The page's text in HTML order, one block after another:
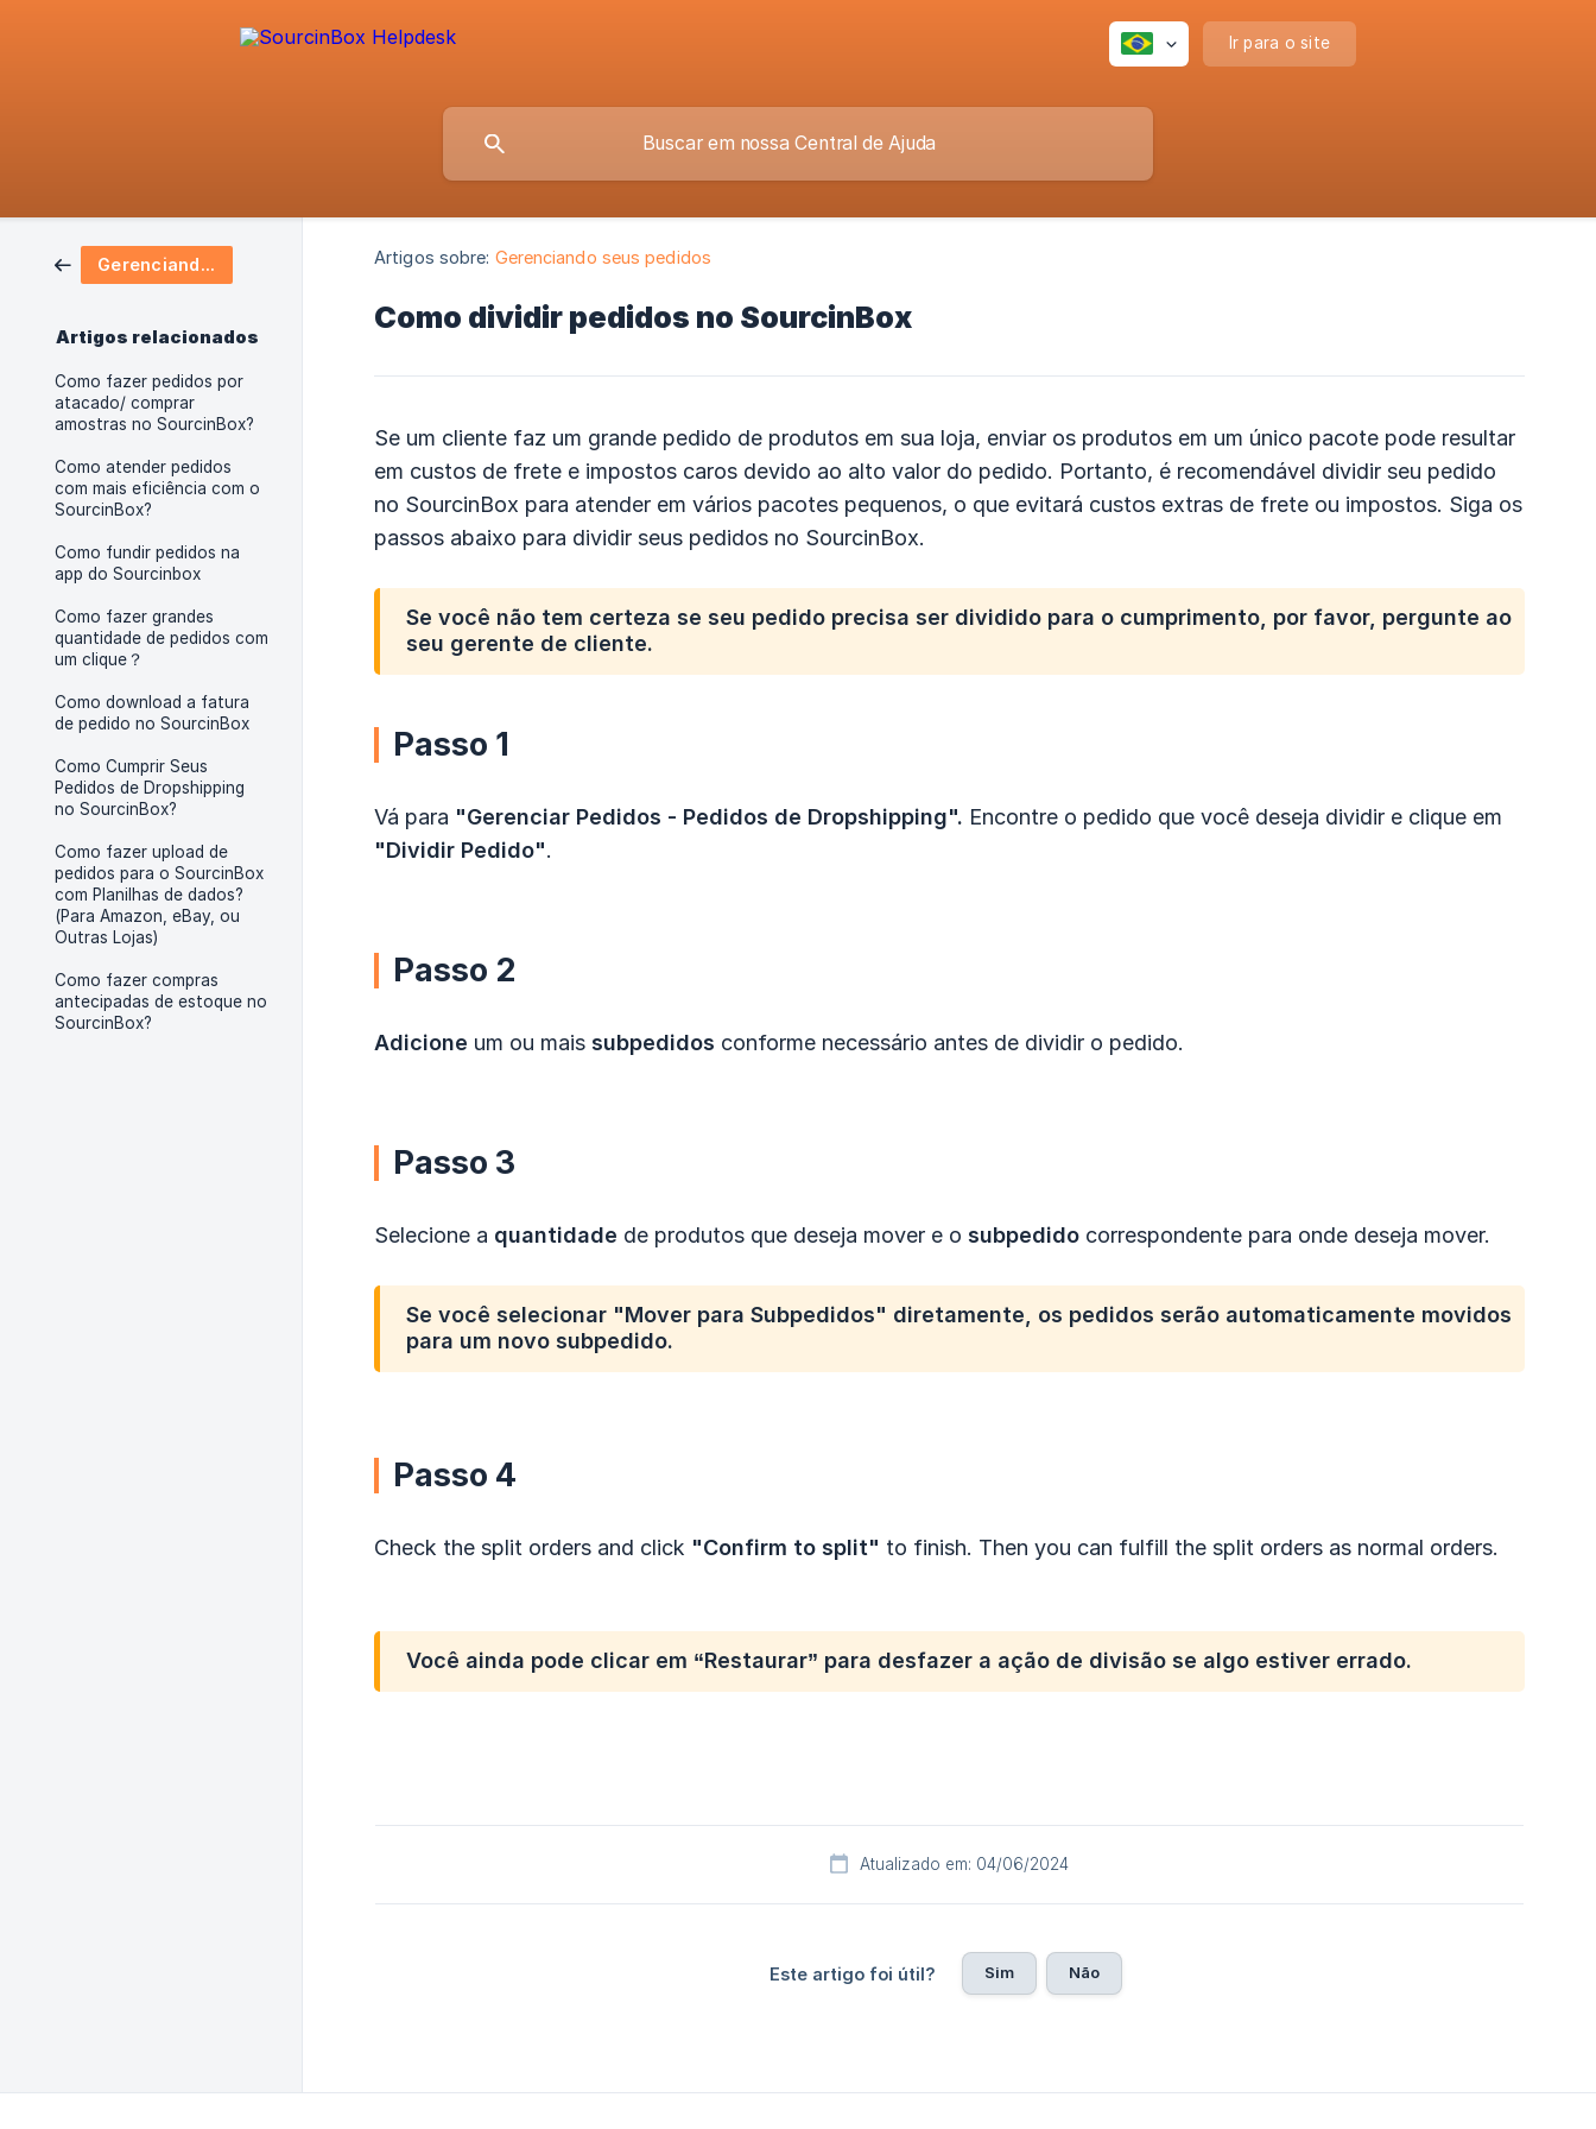
Ir para o site
Gerenciando seus pedidos
Artigos relacionados
Como fazer pedidos por
atacado/ comprar
amostras no SourcinBox?
Como atender pedidos
com mais eficiência com o
SourcinBox?
Como fundir pedidos na
app do Sourcinbox
Como fazer grandes
quantidade de pedidos com
um clique？
Como download a fatura
de pedido no SourcinBox
Como Cumprir Seus
Pedidos de Dropshipping
no SourcinBox?
Como fazer upload de
pedidos para o SourcinBox
com Planilhas de dados?
(Para Amazon, eBay, ou
Outras Lojas)
Como fazer compras
antecipadas de estoque no
SourcinBox?
Artigos sobre: Gerenciando seus pedidos
Como dividir pedidos no SourcinBox
Se um cliente faz um grande pedido de produtos em sua loja, enviar os produtos em um único pacote pode resultar
em custos de frete e impostos caros devido ao alto valor do pedido. Portanto, é recomendável dividir seu pedido
no SourcinBox para atender em vários pacotes pequenos, o que evitará custos extras de frete ou impostos. Siga os
passos abaixo para dividir seus pedidos no SourcinBox.
Se você não tem certeza se seu pedido precisa ser dividido para o cumprimento, por favor, pergunte ao
seu gerente de cliente.
Passo 1
Vá para "Gerenciar Pedidos - Pedidos de Dropshipping". Encontre o pedido que você deseja dividir e clique em
"Dividir Pedido".
Passo 2
Adicione um ou mais subpedidos conforme necessário antes de dividir o pedido.
Passo 3
Selecione a quantidade de produtos que deseja mover e o subpedido correspondente para onde deseja mover.
Se você selecionar "Mover para Subpedidos" diretamente, os pedidos serão automaticamente movidos
para um novo subpedido.
Passo 4
Check the split orders and click "Confirm to split" to finish. Then you can fulfill the split orders as normal orders.
Você ainda pode clicar em “Restaurar” para desfazer a ação de divisão se algo estiver errado.
Atualizado em: 04/06/2024
Este artigo foi útil? Sim Não